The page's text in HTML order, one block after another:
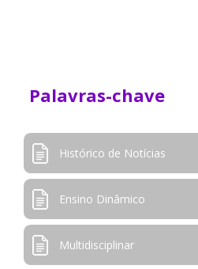
Palavras-chave
Histórico de Notícias
Ensino Dinâmico
Multidisciplinar